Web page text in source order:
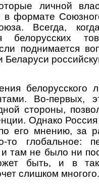
личной
в формате
Всегда,
поднимается
Беларуси
белорусского
Во-первых,
стороны,
Однако
его мнению, за
глобальное:
там не было ни
быть, и в
слишком многого.